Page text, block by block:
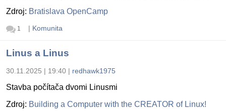
Zdroj: Bratislava OpenCamp
1 | Komunita
Linus a Linus
30.11.2025 | 19:40 | redhawk1975
Stavba počítača dvomi Linusmi
Zdroj: Building a Computer with the CREATOR of Linux!